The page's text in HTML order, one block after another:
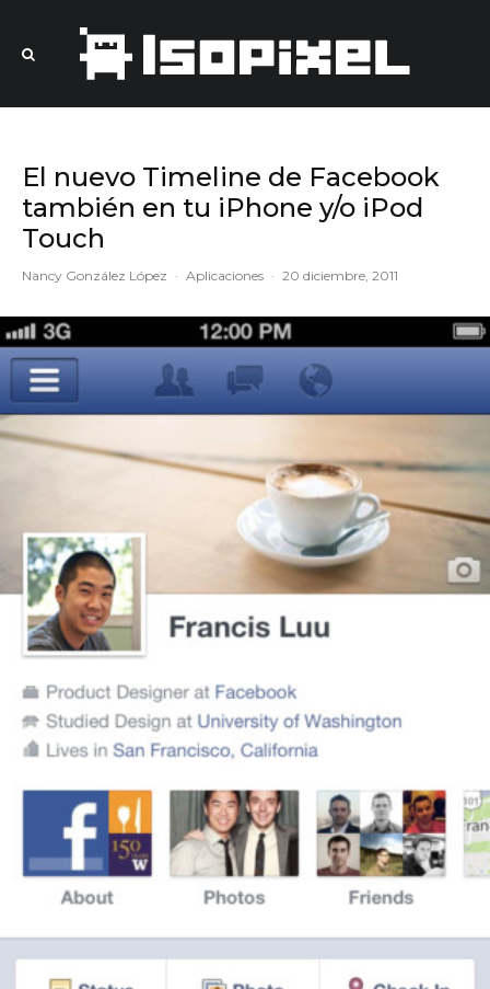
El nuevo Timeline de Facebook
también en tu iPhone y/o iPod
Touch
Nancy González López · Aplicaciones · 20 diciembre, 2011